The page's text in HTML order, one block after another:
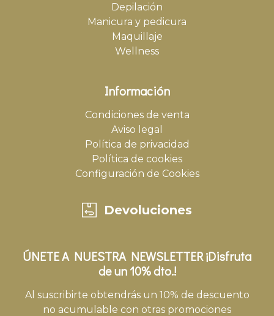
Depilación
Manicura y pedicura
Maquillaje
Wellness
Información
Condiciones de venta
Aviso legal
Política de privacidad
Política de cookies
Configuración de Cookies
Devoluciones
ÚNETE A NUESTRA NEWSLETTER ¡Disfruta
de un 10% dto.!
Al suscribirte obtendrás un 10% de descuento
no acumulable con otras promociones